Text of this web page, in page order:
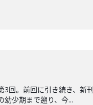
回。前回に引き続き、
少期まで遡り、今...